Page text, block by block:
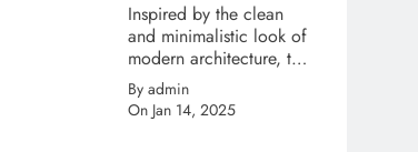
Inspired by the clean
and minimalistic look of
modern architecture, this
template is great for
creating stories about
urban and city tourism.
By admin
On Jan 14, 2025